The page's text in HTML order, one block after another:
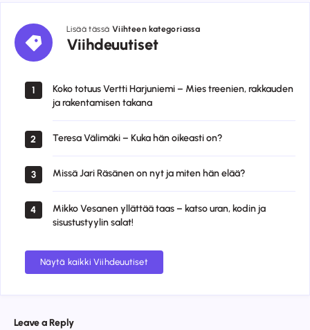
Lisää tässä Viihteen kategoriassa
Viihdeuutiset
Viihdeuutiset
1
Koko totuus Vertti Harjuniemi – Mies treenien, rakkauden
ja rakentamisen takana
2 Teresa Välimäki – Kuka hän oikeasti on?
3 Missä Jari Räsänen on nyt ja miten hän elää?
4
Mikko Vesanen yllättää taas – katso uran, kodin ja
sisustustyylin salat!
Näytä kaikki Viihdeuutiset
Leave a Reply